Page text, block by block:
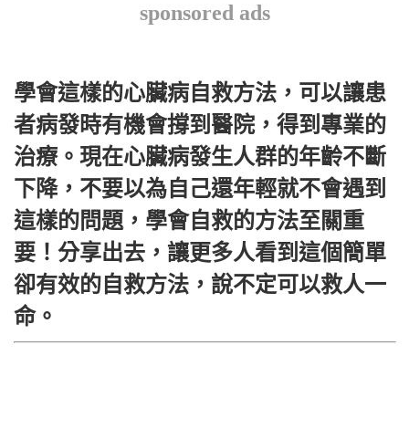
sponsored ads
學會這樣的心臟病自救方法，可以讓患
者病發時有機會撐到醫院，得到專業的
治療。現在心臟病發生人群的年齡不斷
下降，不要以為自己還年輕就不會遇到
這樣的問題，學會自救的方法至關重
要！分享出去，讓更多人看到這個簡單
卻有效的自救方法，說不定可以救人一
命。